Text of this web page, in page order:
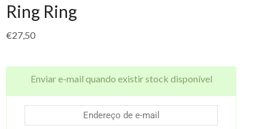
Ring Ring
€27,50
Enviar e-mail quando existir stock disponível